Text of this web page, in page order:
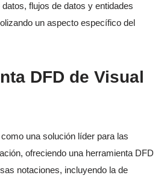
flujos de datos y entidades
un aspecto específico del
DFD de Visual
una solución líder para las
ofreciendo una herramienta DFD
notaciones, incluyendo la de